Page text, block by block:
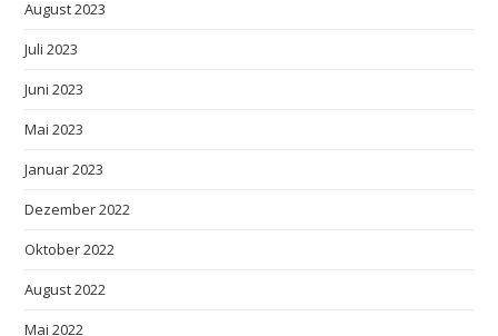
August 2023
Juli 2023
Juni 2023
Mai 2023
Januar 2023
Dezember 2022
Oktober 2022
August 2022
Mai 2022